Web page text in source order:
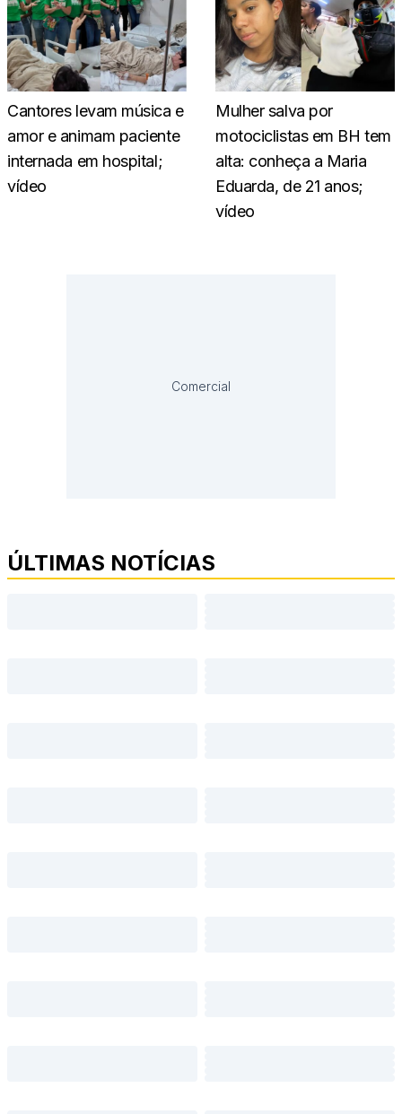
Cantores levam música e
amor e animam paciente
internada em hospital;
vídeo
Mulher salva por
motociclistas em BH tem
alta: conheça a Maria
Eduarda, de 21 anos;
vídeo
Comercial
ÚLTIMAS NOTÍCIAS